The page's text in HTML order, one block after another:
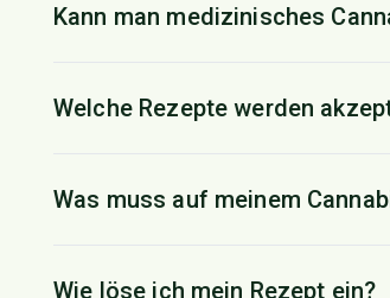
Kann man medizinisches
Welche Rezepte werden
Was muss auf meinem
Wie löse ich mein Rezept ein?